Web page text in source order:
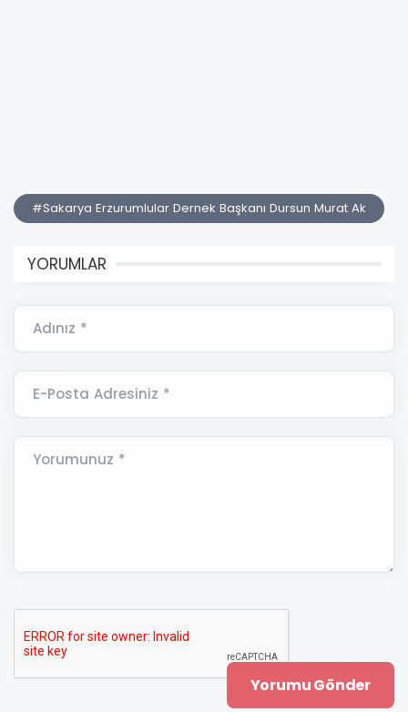
#Sakarya Erzurumlular Dernek Başkanı Dursun Murat Ak
YORUMLAR
Adınız *
E-Posta Adresiniz *
Yorumunuz *